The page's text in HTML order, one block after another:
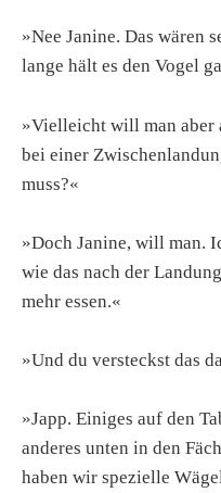
»Nee Janine. Das wären
lange hält es den Vogel
»Vielleicht will man aber
bei einer
muss?«
»Doch Janine, will man.
wie das nach der
mehr essen.«
»Und du versteckst das
»Japp. Einiges auf den
anderes unten in den
haben wir spezielle